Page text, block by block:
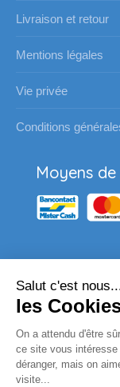
Livraison et retour
Mentions légales
Vie privée
Conditions
Moyens
Nos
Salut c'est
les
On a attendu d'être
ce site vous
déranger, mais on
visite...